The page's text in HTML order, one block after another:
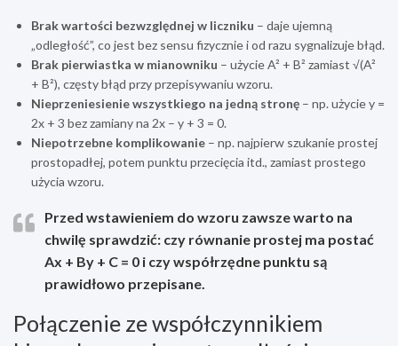
Brak wartości bezwzględnej w liczniku – daje ujemną
„odległość”, co jest bez sensu fizycznie i od razu sygnalizuje błąd.
Brak pierwiastka w mianowniku – użycie A² + B² zamiast √(A²
+ B²), częsty błąd przy przepisywaniu wzoru.
Nieprzeniesienie wszystkiego na jedną stronę – np. użycie y =
2x + 3 bez zamiany na 2x – y + 3 = 0.
Niepotrzebne komplikowanie – np. najpierw szukanie prostej
prostopadłej, potem punktu przecięcia itd., zamiast prostego
użycia wzoru.
Przed wstawieniem do wzoru zawsze warto na
chwilę sprawdzić: czy równanie prostej ma postać
Ax + By + C = 0 i czy współrzędne punktu są
prawidłowo przepisane.
Połączenie ze współczynnikiem